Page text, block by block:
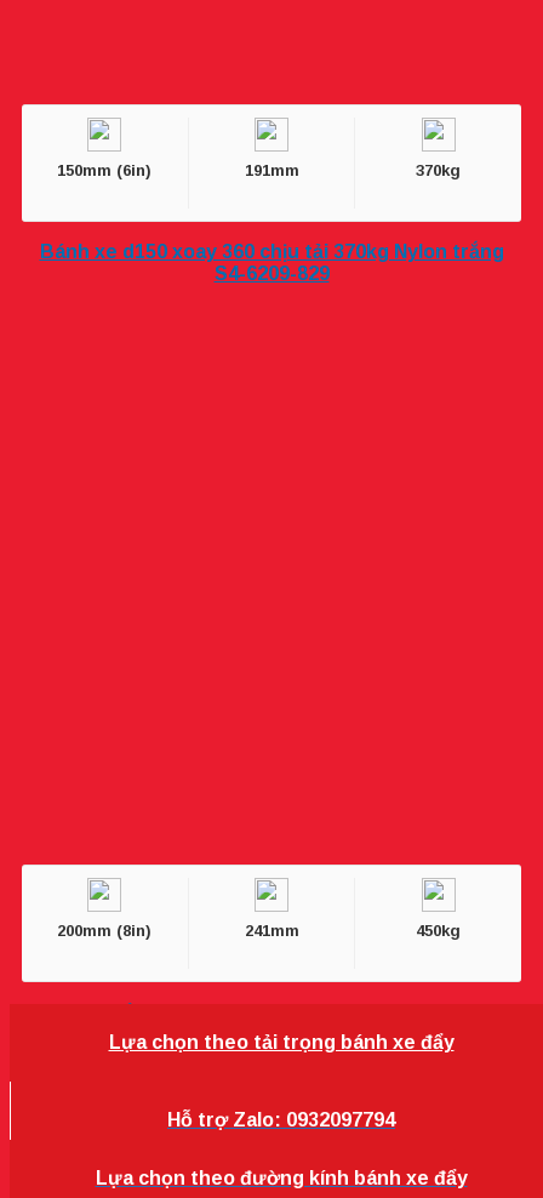
150mm (6in) 191mm 370kg
Bánh xe d150 xoay 360 chịu tải 370kg Nylon trắng
S4-6209-829
200mm (8in) 241mm 450kg
Mỹ 4-8499-824
Lựa chọn theo tải trọng bánh xe đẩy
Hỗ trợ Zalo: 0932097794
Lựa chọn theo đường kính bánh xe đẩy